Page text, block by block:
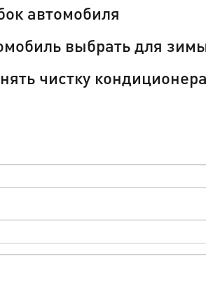
автомобиля
выбрать для
чистку